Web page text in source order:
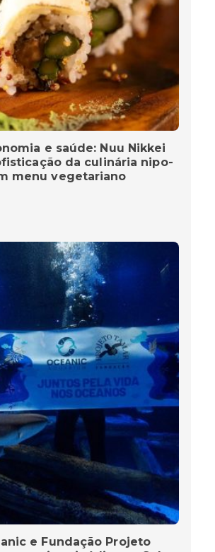
e saúde: Nuu Nikkei
da culinária nipo-
menu vegetariano
e Fundação Projeto